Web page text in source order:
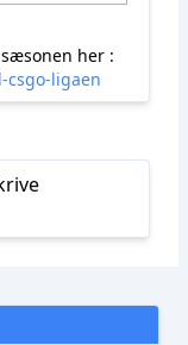
her :
ligaen